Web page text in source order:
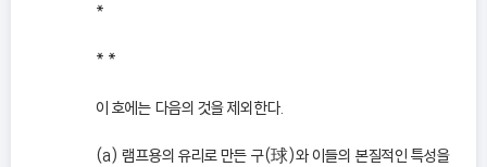
*
* *
이 호에는 다음의 것을 제외한다.
(a) 램프용의 유리로 만든 구(球)와 이들의 본질적인 특성을